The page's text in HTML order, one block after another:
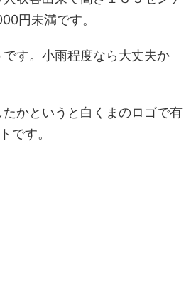
円未満です。
す。小雨程度なら大丈夫か
かというと白くまのロゴで有
です。